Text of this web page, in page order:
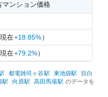
マンション価格
現在+18.85%）
現在+79.2%）
都電雑司ヶ谷駅 東池袋駅
目白
駅 向原駅 高田馬場駅 のデータを